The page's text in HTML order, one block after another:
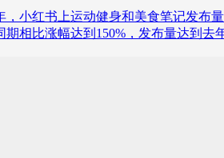
，小红书上运动健身和美食笔记发布
期相比涨幅达到150%，发布量达到去